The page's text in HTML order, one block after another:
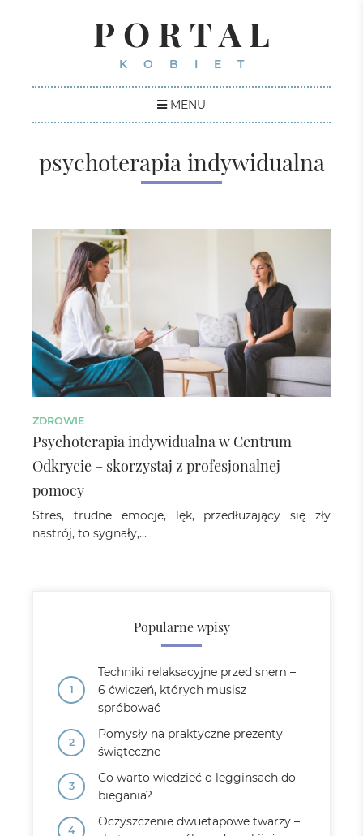
PORTAL
KOBIET
MENU
psychoterapia indywidualna
ZDROWIE
Psychoterapia indywidualna w Centrum
Odkrycie – skorzystaj z profesjonalnej
pomocy
Stres, trudne emocje, lęk, przedłużający się zły
nastrój, to sygnały,…
Popularne wpisy
Techniki relaksacyjne przed snem –
6 ćwiczeń, których musisz
spróbować
Pomysły na praktyczne prezenty
świąteczne
Co warto wiedzieć o legginsach do
biegania?
Oczyszczenie dwuetapowe twarzy –